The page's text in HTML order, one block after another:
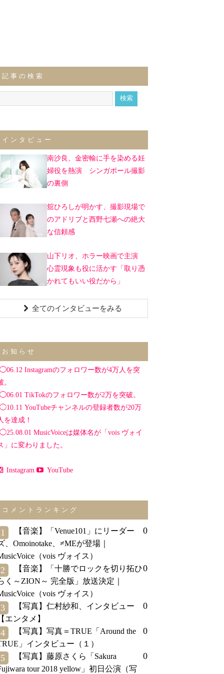
記事の検索
インタビュー
南沙良、金密輸に手を染める妊
婦役を熱演 シンガポール撮影
の裏側
舘ひろしが明かす、撮影現場で
のアドリブと西野七瀬への絶大
な信頼感
山下リオ、ホラー映画で主演
心霊現象も役に活かす「取り憑
かれてもいい役だから」
全てのインタビューをみる
お知らせ
◯06.12 Instagramのフォロワー数が4万人を突
。
◯06.01 TikTokのフォロワー数が2万を突破。
◯10.11 YouTubeチャンネルの登録者数が20万
を達成！
◯25.08.01 MusicVoiceは媒体名が「vois ヴォイ
」に変わりました。
Instagram YouTube
コメントランキング
1
【音楽】「Venue101」にリーダー
、Omoinotake、≠MEが登場｜
（vois ヴォイス）
0
2
【音楽】「十勝でロックを切り拓ひ
く～ZION～ 完全版」放送決定｜
（vois ヴォイス）
0
3
【写真】仁村紗和、インタビュー
エンタメ】
0
4
【写真】写真＝TRUE「Around the
」インタビュー（１）
0
5
【写真】藤原さくら「Sakura
tour 2018 yellow」初日公演（写
0